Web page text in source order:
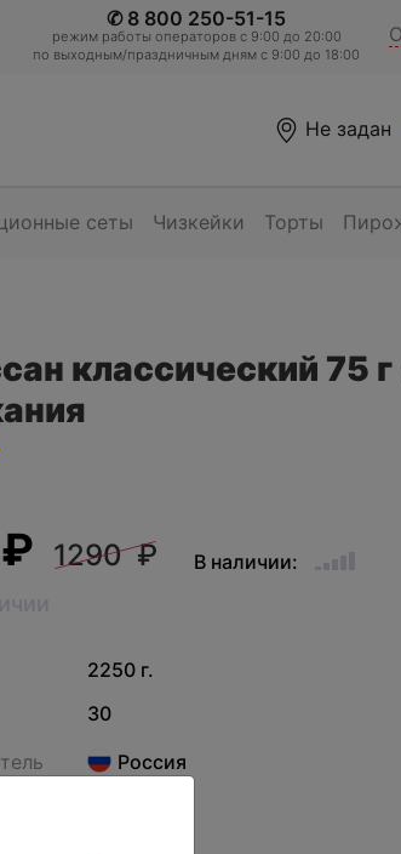
✆ 8 800 250-51-15
режим работы операторов c 9:00 до 20:00
по выходным/праздничным дням с 9:00 до 18:00
Не задан
сеты Чизкейки Торты
классический 75
1290 ₽ В наличии:
2250 г.
30
Россия